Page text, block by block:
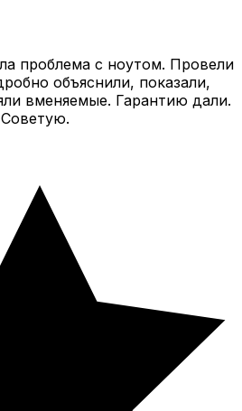
проблема с ноутом. Провели
объяснили, показали,
вменяемые. Гарантию дали.